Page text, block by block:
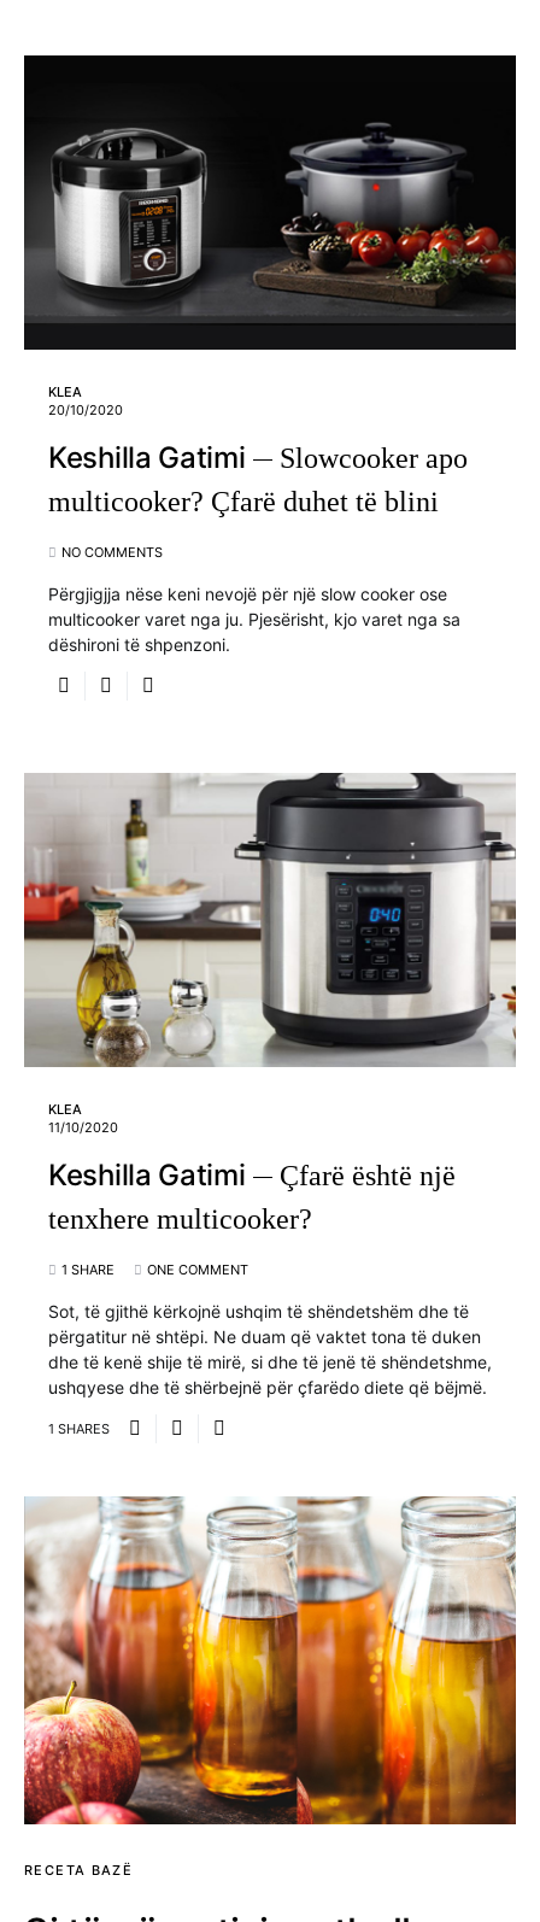
KLEA
20/10/2020
Keshilla Gatimi
Slowcooker apo
multicooker? Çfarë duhet të blini
NO COMMENTS
Përgjigjja nëse keni nevojë për një slow cooker ose
multicooker varet nga ju. Pjesërisht, kjo varet nga sa
dëshironi të shpenzoni.
KLEA
11/10/2020
Keshilla Gatimi
Çfarë është një
tenxhere multicooker?
1 SHARE ONE COMMENT
Sot, të gjithë kërkojnë ushqim të shëndetshëm dhe të
përgatitur në shtëpi. Ne duam që vaktet tona të duken
dhe të kenë shije të mirë, si dhe të jenë të shëndetshme,
ushqyese dhe të shërbejnë për çfarëdo diete që bëjmë.
1 SHARES
RECETA BAZË